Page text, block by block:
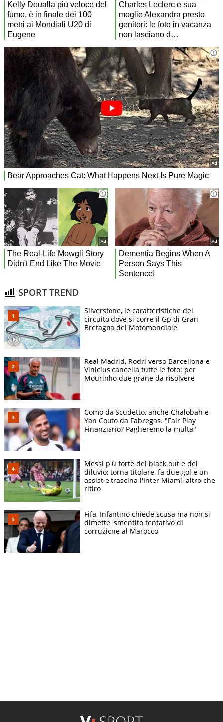
SPORT TREND
Silverstone, le caratteristiche del
circuito dove si corre il Gp di Gran
Bretagna del Motomondiale
Real Madrid, Rodri verso Barcellona e
Vinicius cancella tutte le foto: per
Mourinho due grane da risolvere
Como da Scudetto, anche Chalobah e
Yan Couto da Fabregas. "Fair Play
Finanziario? Pagheremo la multa"
Messi più forte del black out e del
diluvio: torna titolare, fa due gol e un
assist e trascina l'Inter Miami, altro che
ritiro
Fifa, Infantino chiede scusa ma non si
dimette: smentito tentativo di
corruzione al Marocco